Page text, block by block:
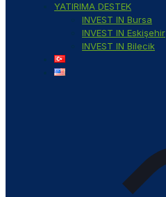
YATIRIMA DESTEK
INVEST IN Bursa
INVEST IN Eskişehir
INVEST IN Bilecik